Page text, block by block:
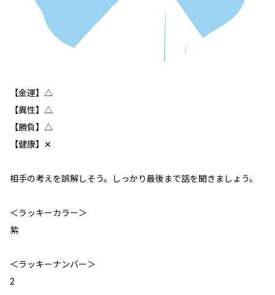
【金運】△
【異性】△
【勝負】△
【健康】✕
相手の考えを誤解しそう。しっかり最後まで話を聞きましょう。
＜ラッキーカラー＞
紫
＜ラッキーナンバー＞
2